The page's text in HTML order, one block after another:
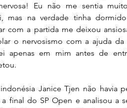
Eu não me sentia
mas na verdade tinha
com a partida me deixou
o nervosismo com a ajuda da
apenas em mim antes de
Janice Tjen não havia
final do SP Open e analisou a